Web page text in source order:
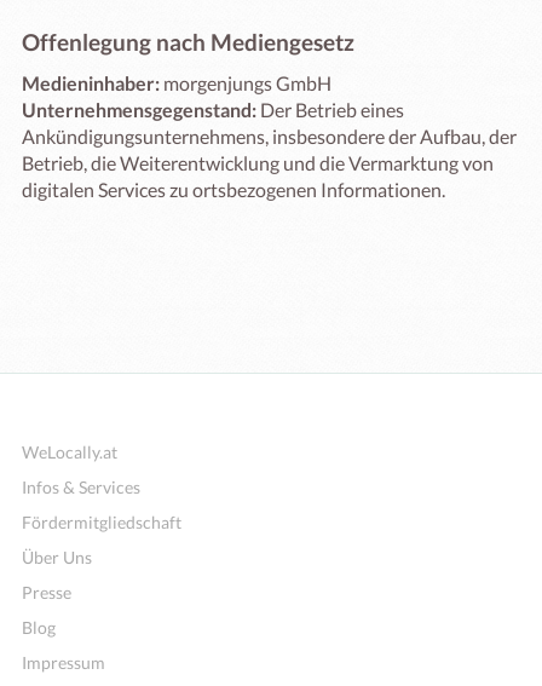
Offenlegung nach Mediengesetz
Medieninhaber: morgenjungs GmbH
Unternehmensgegenstand: Der Betrieb eines
Ankündigungsunternehmens, insbesondere der Aufbau, der
Betrieb, die Weiterentwicklung und die Vermarktung von
digitalen Services zu ortsbezogenen Informationen.
WeLocally.at
Infos & Services
Fördermitgliedschaft
Über Uns
Presse
Blog
Impressum